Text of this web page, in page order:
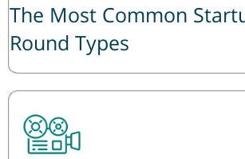
The Most Common
Round Types